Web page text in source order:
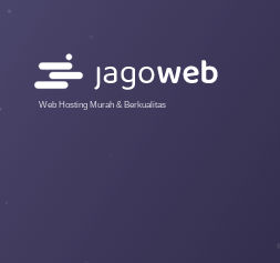
Web Hosting Murah & Berkualitas